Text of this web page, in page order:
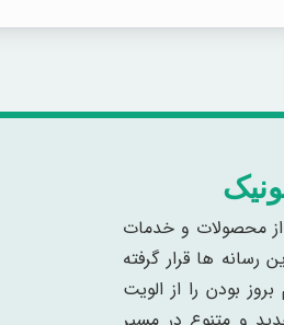
از محصولات و خدمات
رسانه ها قرار گرفته
بودن را از الویت